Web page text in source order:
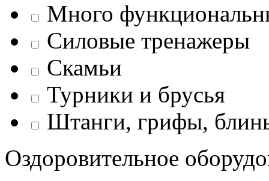
Много
Силовые тренажеры
Скамьи
Турники и брусья
Штанги, грифы,
Оздоровительное